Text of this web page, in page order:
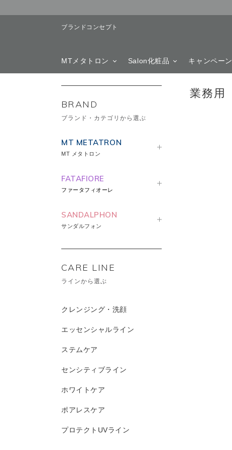
ブランドコンセプト
MTメタトロン Salon化粧品 キャンペーン
業務用
BRAND
ブランド・カテゴリから選ぶ
MT METATRON
MT メタトロン
FATAFIORE
ファータフィオーレ
SANDALPHON
サンダルフォン
CARE LINE
ラインから選ぶ
クレンジング・洗顔
エッセンシャルライン
ステムケア
センシティブライン
ホワイトケア
ポアレスケア
プロテクトUVライン